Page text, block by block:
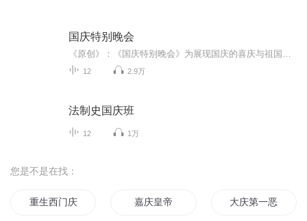
国庆特别晚会
12 2.9万
法制史国庆班
12 1万
您是不是在找：
重生西门庆 嘉庆皇帝 大庆第一恶